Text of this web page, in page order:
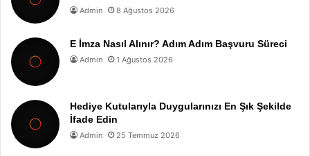
Admin 8 Ağustos 2026
E İmza Nasıl Alınır? Adım Adım Başvuru Süreci
Admin 1 Ağustos 2026
Hediye Kutularıyla Duygularınızı En Şık Şekilde
İfade Edin
Admin 25 Temmuz 2026